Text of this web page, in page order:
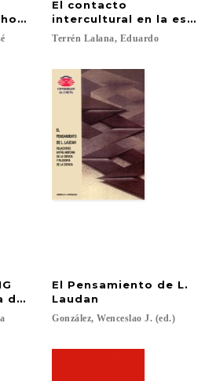
Jefferson (1743-1826) y
El contacto
intercultural en la
Terrén Lalana, Eduardo
dependencia
El Pensamiento de L.
Laudan
González, Wenceslao J. (ed.)